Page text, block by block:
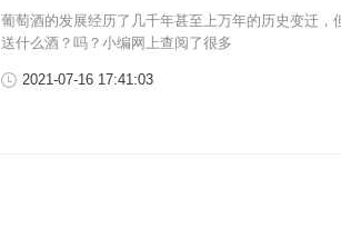
葡萄酒的发展经历了几千年甚至上万年的历史变迁，
送什么酒？吗？小编网上查阅了很多
2021-07-16 17:41:03